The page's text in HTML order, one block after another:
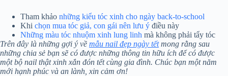
Tham khảo những kiểu tóc xinh cho ngày back-to-school
Khi chọn mua tóc giả, con gái nên lưu ý điều này
Những màu tóc nhuộm xinh lung linh mà không phải tẩy tóc
Trên đây là những gợi ý về mẫu nail đẹp ngày tếtmong rằng sau
những chia sẻ bạn sẽ có được những thông tin hữu ích để có được
một bộ nail thật xinh xắn đón tết cùng gia đình. Chúc bạn một năm
mới hạnh phúc và an lành, xin cảm ơn!